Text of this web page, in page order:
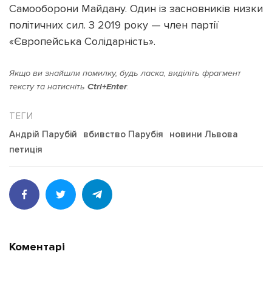
Самооборони Майдану. Один із засновників низки
політичних сил. З 2019 року — член партії
«Європейська Солідарність».
Якщо ви знайшли помилку, будь ласка, виділіть фрагмент
тексту та натисніть Ctrl+Enter.
Андрій Парубій вбивство Парубія
новини Львова
петиція
Коментарі